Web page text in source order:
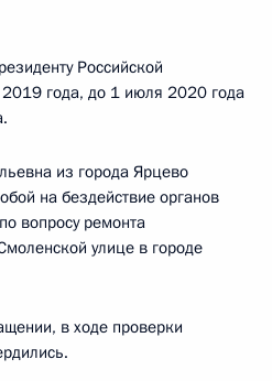
Российской
года, до 1 июля 2020 года
из города Ярцево
на бездействие органов
вопросу ремонта
улице в городе
в ходе проверки